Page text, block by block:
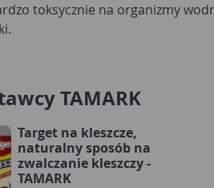
toksycznie na organizmy
TAMARK
Target na kleszcze,
naturalny sposób na
zwalczanie kleszczy -
TAMARK